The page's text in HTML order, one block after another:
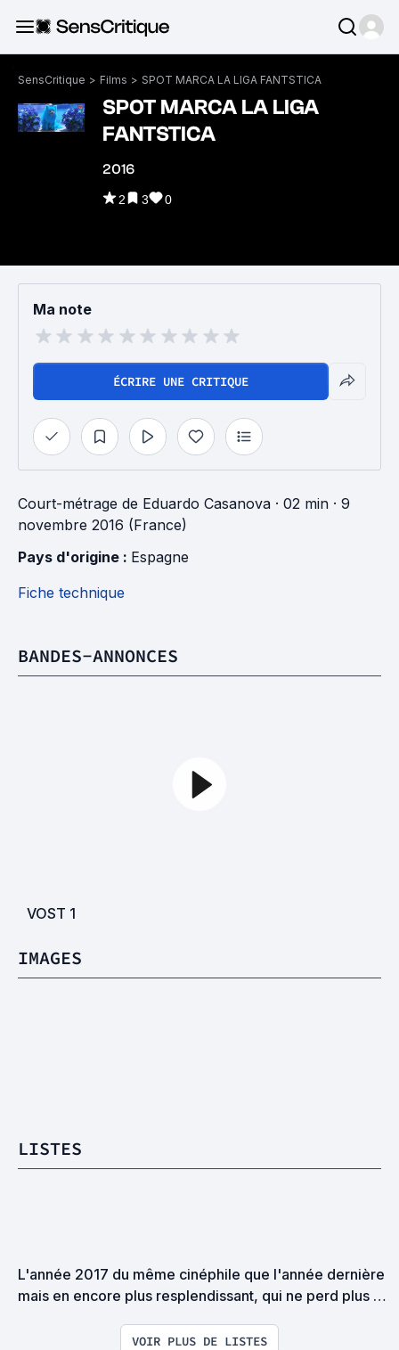
SensCritique > Films > SPOT MARCA LA LIGA FANTSTICA
SPOT MARCA LA LIGA
FANTSTICA
2016
2 3 0
Ma note
ÉCRIRE UNE CRITIQUE
Court-métrage de Eduardo Casanova · 02 min · 9
novembre 2016 (France)
Pays d'origine : Espagne
Fiche technique
BANDES-ANNONCES
VOST 1
IMAGES
LISTES
L'année 2017 du même cinéphile que l'année dernière
mais en encore plus resplendissant, qui ne perd plus
concentre pleinement sur le ciné...
VOIR PLUS DE LISTES